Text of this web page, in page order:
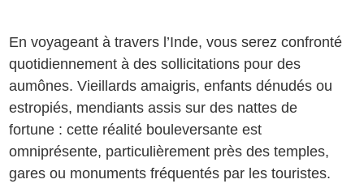
En voyageant à travers l’Inde, vous serez confronté
quotidiennement à des sollicitations pour des
aumônes. Vieillards amaigris, enfants dénudés ou
estropiés, mendiants assis sur des nattes de
fortune : cette réalité bouleversante est
omniprésente, particulièrement près des temples,
gares ou monuments fréquentés par les touristes.